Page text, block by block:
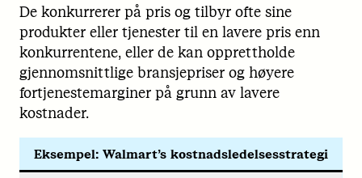
De konkurrerer på pris og tilbyr ofte sine
produkter eller tjenester til en lavere pris enn
konkurrentene, eller de kan opprettholde
gjennomsnittlige bransjepriser og høyere
fortjenestemarginer på grunn av lavere
kostnader.
Eksempel: Walmart’s kostnadsledelsesstrategi